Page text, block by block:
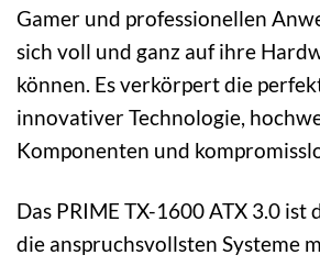
Gamer und professionellen
sich voll und ganz auf ihre
können. Es verkörpert die
innovativer Technologie,
Komponenten und
Das PRIME TX-1600 ATX 3.0 ist
die anspruchsvollsten Systeme